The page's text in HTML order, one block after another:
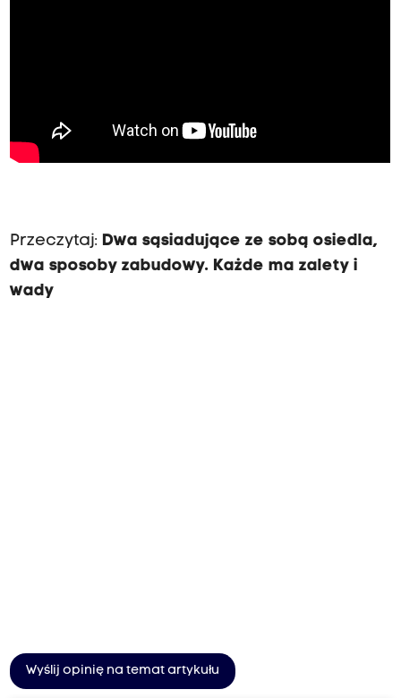
Przeczytaj: Dwa sąsiadujące ze sobą osiedla,
dwa sposoby zabudowy. Każde ma zalety i
wady
Wyślij opinię na temat artykułu